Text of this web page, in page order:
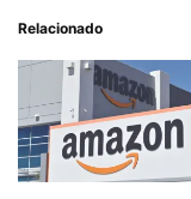
Relacionado